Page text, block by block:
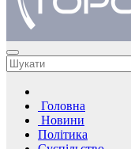
Головна
Новини
Політика